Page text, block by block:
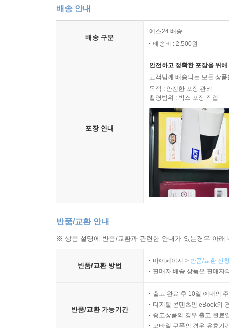
배송 안내
배송 구분
예스24 배송
배송비 : 2,500원
포장 안내
안전하고 정확한 포장을 위
고객님께 배송되는 모든 상
목적 : 안전한 포장 관리
촬영범위 : 박스 포장 작업
반품/교환 안내
※ 상품 설명에 반품/교환과 관련한 안내가 있는경우 아
반품/교환 방법
마이페이지 > 반품/교환 신
판매자 배송 상품은 판매자
반품/교환 가능기간
출고 완료 후 10일 이내의
디지털 콘텐츠인 eBook의
중고상품의 경우 출고 완료
모바일 쿠폰의 경우 유효기